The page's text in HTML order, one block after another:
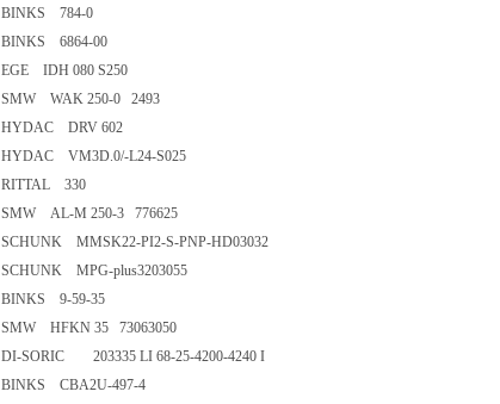
BINKS 784-0
BINKS 6864-00
EGE IDH 080 S250
SMW WAK 250-0 2493
HYDAC DRV 602
HYDAC VM3D.0/-L24-S025
RITTAL 330
SMW AL-M 250-3 776625
SCHUNK MMSK22-PI2-S-PNP-HD03032
SCHUNK MPG-plus3203055
BINKS 9-59-35
SMW HFKN 35 73063050
DI-SORIC 203335 LI 68-25-4200-4240 I
BINKS CBA2U-497-4